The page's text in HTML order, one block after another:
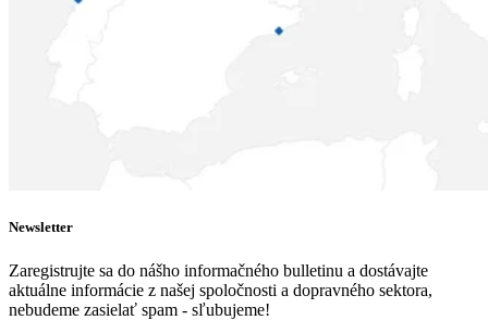
Newsletter
Zaregistrujte sa do nášho informačného bulletinu a dostávajte
aktuálne informácie z našej spoločnosti a dopravného sektora,
nebudeme zasielať spam - sľubujeme!